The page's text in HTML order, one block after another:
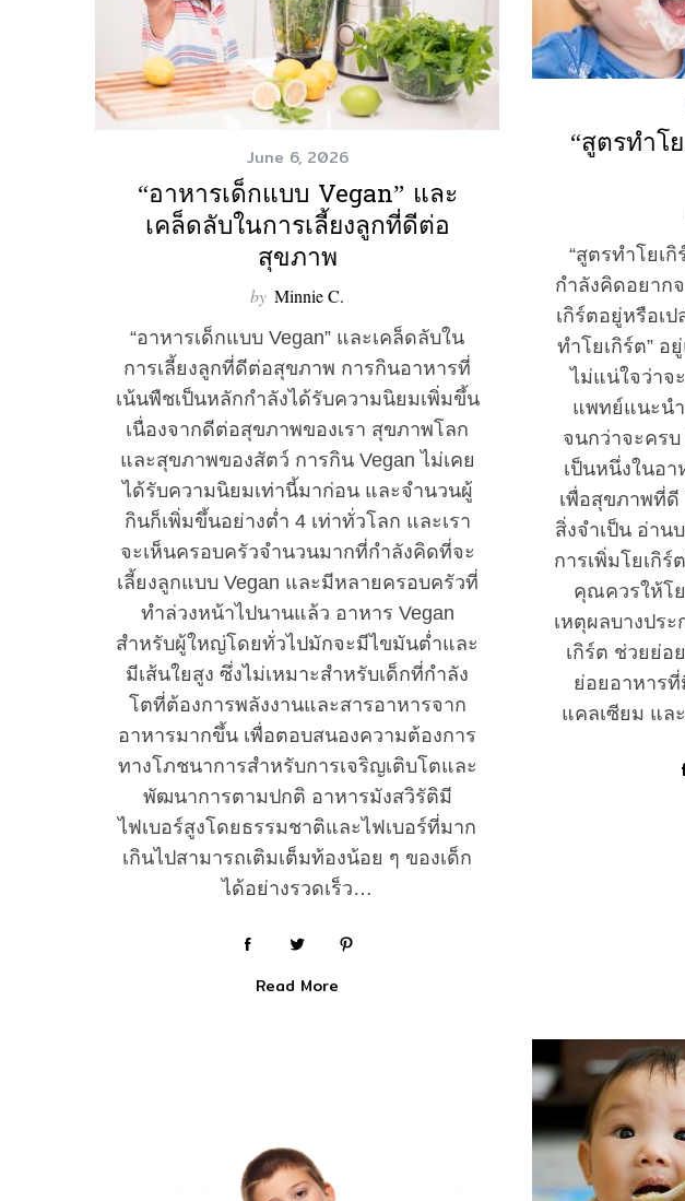
June 6, 2026
“อาหารเด็กแบบ Vegan” และ
เคล็ดลับในการเลี้ยงลูกที่ดีต่อ
สุขภาพ
by Minnie C.
“อาหารเด็กแบบ Vegan” และเคล็ดลับใน
การเลี้ยงลูกที่ดีต่อสุขภาพ การกินอาหารที่
เน้นพืชเป็นหลักกำลังได้รับความนิยมเพิ่มขึ้น
เนื่องจากดีต่อสุขภาพของเรา สุขภาพโลก
และสุขภาพของสัตว์ การกิน Vegan ไม่เคย
ได้รับความนิยมเท่านี้มาก่อน และจำนวนผู้
กินก็เพิ่มขึ้นอย่างต่ำ 4 เท่าทั่วโลก และเรา
จะเห็นครอบครัวจำนวนมากที่กำลังคิดที่จะ
เลี้ยงลูกแบบ Vegan และมีหลายครอบครัวที่
ทำล่วงหน้าไปนานแล้ว อาหาร Vegan
สำหรับผู้ใหญ่โดยทั่วไปมักจะมีไขมันต่ำและ
มีเส้นใยสูง ซึ่งไม่เหมาะสำหรับเด็กที่กำลัง
โตที่ต้องการพลังงานและสารอาหารจาก
อาหารมากขึ้น เพื่อตอบสนองความต้องการ
ทางโภชนาการสำหรับการเจริญเติบโตและ
พัฒนาการตามปกติ อาหารมังสวิรัติมี
ไฟเบอร์สูงโดยธรรมชาติและไฟเบอร์ที่มาก
เกินไปสามารถเติมเต็มท้องน้อย ๆ ของเด็ก
ได้อย่างรวดเร็ว…
Read More
“สูตรทำโ
“สูตรทำโยเ
กำลังคิดอยาก
เกิร์ตอยู่หรือเ
ทำโยเกิร์ต”
ไม่แน่ใจว่าจ
แพทย์แนะนำ
จนกว่าจะครบ
เป็นหนึ่งในอ
เพื่อสุขภาพที่ดี
สิ่งจำเป็น อ่าน
การเพิ่มโยเกิ
คุณควรให้โ
เหตุผลบางปร
เกิร์ต ช่วยย่อ
ย่อยอาหาร
แคลเซียม แ